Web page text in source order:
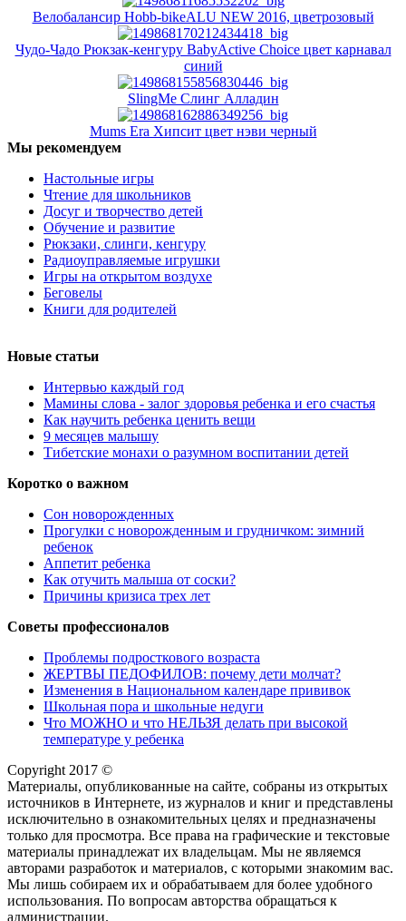
Велобалансир Hobb-bikeALU NEW 2016, цветрозовый
Чудо-Чадо Рюкзак-кенгуру BabyActive Choice цвет карнавал
синий
SlingMe Слинг Алладин
Mums Era Хипсит цвет нэви черный
Мы рекомендуем
Настольные игры
Чтение для школьников
Досуг и творчество детей
Обучение и развитие
Рюкзаки, слинги, кенгуру
Радиоуправляемые игрушки
Игры на открытом воздухе
Беговелы
Книги для родителей
Новые статьи
Интервью каждый год
Мамины слова - залог здоровья ребенка и его счастья
Как научить ребенка ценить вещи
9 месяцев малышу
Тибетские монахи о разумном воспитании детей
Коротко о важном
Сон новорожденных
Прогулки с новорожденным и грудничком: зимний
ребенок
Аппетит ребенка
Как отучить малыша от соски?
Причины кризиса трех лет
Советы профессионалов
Проблемы подросткового возраста
ЖЕРТВЫ ПЕДОФИЛОВ: почему дети молчат?
Изменения в Национальном календаре прививок
Школьная пора и школьные недуги
Что МОЖНО и что НЕЛЬЗЯ делать при высокой
температуре у ребенка
Copyright 2017 ©
Материалы, опубликованные на сайте, собраны из открытых
источников в Интернете, из журналов и книг и представлены
исключительно в ознакомительных целях и предназначены
только для просмотра. Все права на графические и текстовые
материалы принадлежат их владельцам. Мы не являемся
авторами разработок и материалов, с которыми знакомим вас.
Мы лишь собираем их и обрабатываем для более удобного
использования. По вопросам авторства обращаться к
администрации.